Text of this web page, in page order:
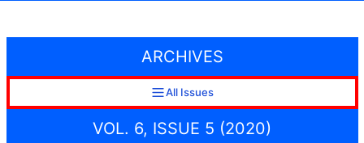
ARCHIVES
All Issues
VOL. 6, ISSUE 5 (2020)